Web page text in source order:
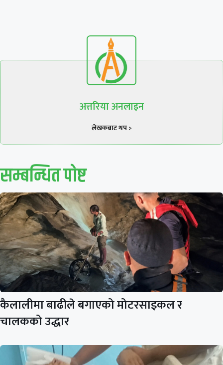
अत्तरिया अनलाइन
लेखकबाट थप >
सम्बन्धित पाेष्ट
कैलालीमा बाढीले बगाएको मोटरसाइकल र
चालकको उद्धार